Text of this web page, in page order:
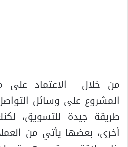
من خلال الاعتماد على
المشروع على وسائل
طريقة جيدة للتسويق،
أخرى، بعضها يأتي من